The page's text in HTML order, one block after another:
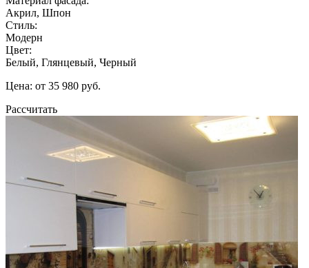
Акрил, Шпон
Стиль:
Модерн
Цвет:
Белый, Глянцевый, Черный
Цена: от 35 980 руб.
Рассчитать